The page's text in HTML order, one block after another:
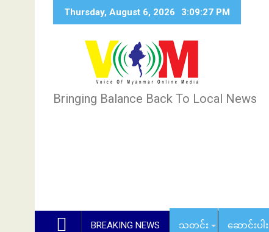
Thursday, August 6, 2026 3:09:28 PM
Bringing Balance Back To Local News
BREAKING NEWS သတင်း ဆောင်းပါး